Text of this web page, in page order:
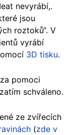
nevyrábí,.
jsou
roztoků“. V
vyrábí
3D tisku.
pomoci
schváleno.
ze zvířecích
(zde v